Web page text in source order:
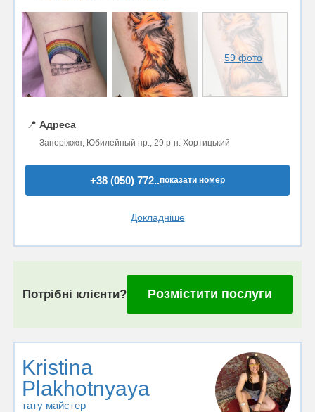
59 фото
📍 Адреса
Запоріжжя, Юбилейный пр., 29 р-н. Хортицький
+38 (050) 772..показати номер
Докладніше
Потрібні клієнти? Розмістити послуги
Kristina
Plakhotnyaya
тату майстер